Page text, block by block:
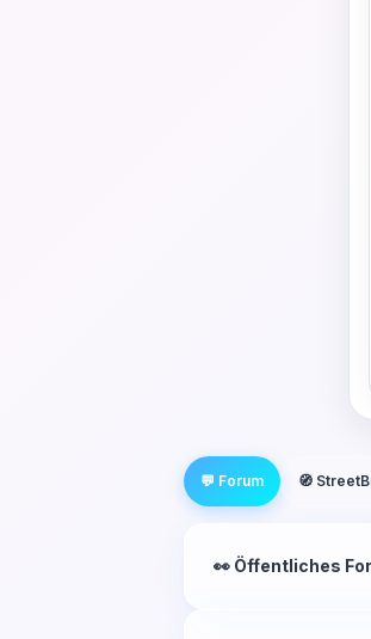
💬 Forum 🧭
👀 Öffentliches